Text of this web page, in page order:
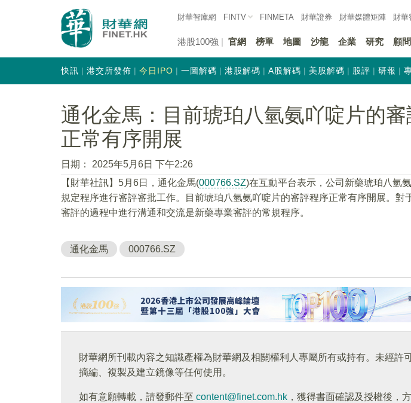
財華智庫網 FINTV FINMETA 財華證券 財華媒體矩陣 財華
港股100強 官網 榜單 地圖 沙龍 企業 研究 顧問
快訊 港交所發佈 今日IPO 一圖解碼 港股解碼 A股解碼 美股解碼 股評 研報
通化金馬：目前琥珀八氫氨吖啶片的
正常有序開展
日期：
2025年5月6日 下午2:26
【財華社訊】5月6日，通化金馬(000766.SZ)在互動平台表示，公司新藥琥珀八氫
規定程序進行審評審批工作。目前琥珀八氫氨吖啶片的審評程序正常有序開展。對
審評的過程中進行溝通和交流是新藥專業審評的常規程序。
通化金馬 000766.SZ
財華網所刊載內容之知識產權為財華網及相關權利人專屬所有或持有。未經許
摘編、複製及建立鏡像等任何使用。
如有意願轉載，請發郵件至 content@finet.com.hk ，獲得書面確認及授權後，